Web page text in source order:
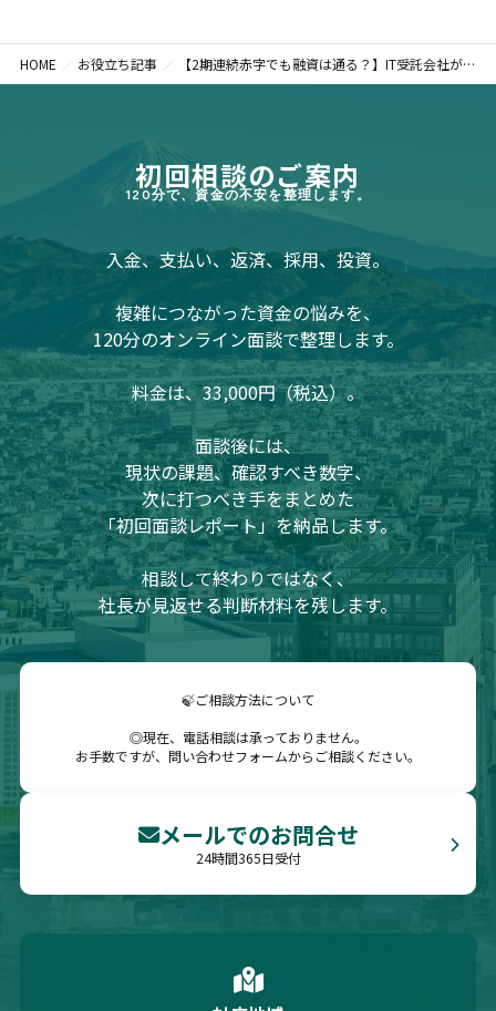
HOME お役立ち記事 【2期連続赤字でも融資は通る？】IT受託会社が「逆転」で資金調達するための全戦略
初回相談のご案内
120分で、資金の不安を整理します。
入金、支払い、返済、採用、投資。
複雑につながった資金の悩みを、
120分のオンライン面談で整理します。
料金は、33,000円（税込）。
面談後には、
現状の課題、確認すべき数字、
次に打つべき手をまとめた
「初回面談レポート」を納品します。
相談して終わりではなく、
社長が見返せる判断材料を残します。
🍃ご相談方法について
◎現在、電話相談は承っておりません。
お手数ですが、問い合わせフォームからご相談ください。
メールでのお問合せ
24時間365日受付